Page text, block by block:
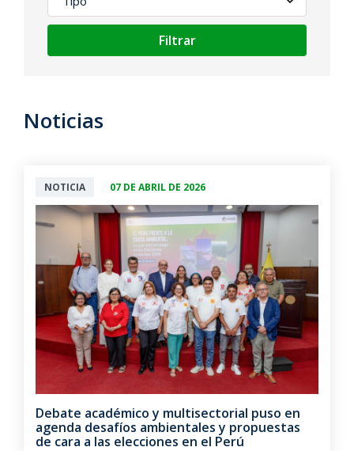
Filtrar
Noticias
NOTICIA 07 DE ABRIL DE 2026
Debate académico y multisectorial puso en
agenda desafíos ambientales y propuestas
de cara a las elecciones en el Perú